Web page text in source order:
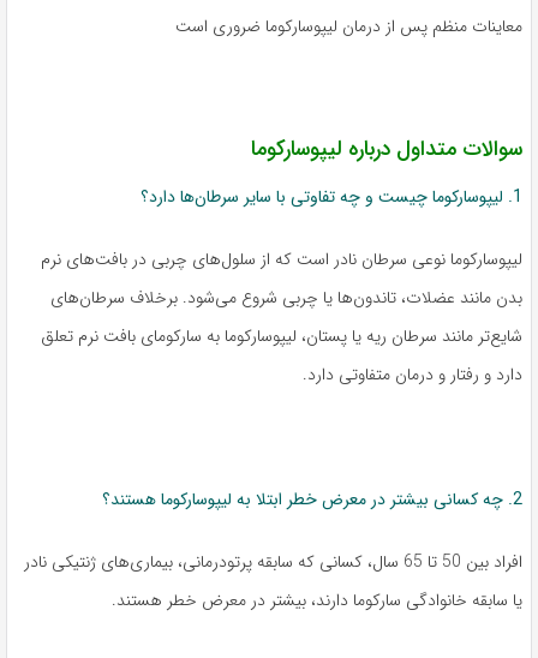
معاینات منظم پس از درمان لیپوسارکوما ضروری است
سوالات متداول درباره لیپوسارکوما
1. لیپوسارکوما چیست و چه تفاوتی با سایر سرطان‌ها دارد؟
لیپوسارکوما نوعی سرطان نادر است که از سلول‌های چربی در بافت‌های نرم
بدن مانند عضلات، تاندون‌ها یا چربی شروع می‌شود. برخلاف سرطان‌های
شایع‌تر مانند سرطان ریه یا پستان، لیپوسارکوما به سارکومای بافت نرم تعلق
دارد و رفتار و درمان متفاوتی دارد.
2. چه کسانی بیشتر در معرض خطر ابتلا به لیپوسارکوما هستند؟
افراد بین 50 تا 65 سال، کسانی که سابقه پرتودرمانی، بیماری‌های ژنتیکی نادر
یا سابقه خانوادگی سارکوما دارند، بیشتر در معرض خطر هستند.